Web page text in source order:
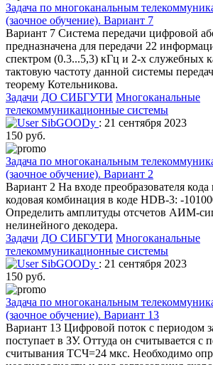
Задача по многоканальным
(заочное обучение). Вариант 7
Вариант 7 Система передачи цифровой
предназначена для передачи 22
спектром (0.3...5,3) кГц и 2-х служебных
тактовую частоту данной системы
теорему Котельникова.
Задачи ДО СИБГУТИ Многоканальные
телекоммуникационные системы
SibGOODy : 21 сентября 2023
150 руб.
Задача по многоканальным
(заочное обучение). Вариант 2
Вариант 2 На входе преобразователя
кодовая комбинация в коде HDB-3: -
Определить амплитуды отсчетов АИМ-
нелинейного декодера.
Задачи ДО СИБГУТИ Многоканальные
телекоммуникационные системы
SibGOODy : 21 сентября 2023
150 руб.
Задача по многоканальным
(заочное обучение). Вариант 13
Вариант 13 Цифровой поток с периодом
поступает в ЗУ. Оттуда он считывается с
считывания ТСЧ=24 мкс. Необходимо